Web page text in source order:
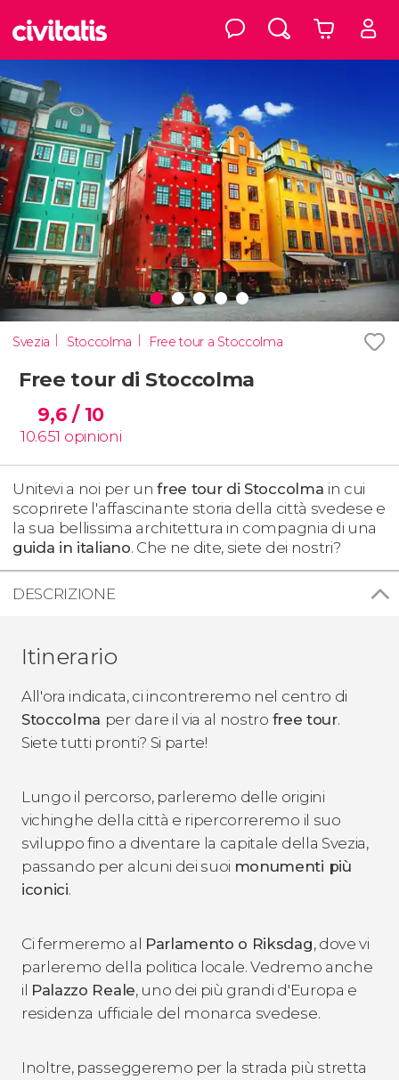
Svezia Stoccolma Free tour a Stoccolma
Free tour di Stoccolma
9,6/ 10
10.651 opinioni
Unitevi a noi per unfree tour di Stoccolma in cui
scoprirete l'affascinante storia della città svedese e
la sua bellissima architettura in compagnia di una
guida in italiano. Che ne dite, siete dei nostri?
DESCRIZIONE
Itinerario
All'ora indicata, ci incontreremo nel centro di
Stoccolma per dare il via al nostro free tour.
Siete tutti pronti? Si parte!
Lungo il percorso, parleremo delle origini
vichinghe della città e ripercorreremo il suo
sviluppo fino a diventare la capitale della Svezia,
passando per alcuni dei suoi monumenti più
iconici.
Ci fermeremo al Parlamento o Riksdag, dove vi
parleremo della politica locale. Vedremo anche
il Palazzo Reale, uno dei più grandi d'Europa e
residenza ufficiale del monarca svedese.
Inoltre, passeggeremo per la strada più stretta